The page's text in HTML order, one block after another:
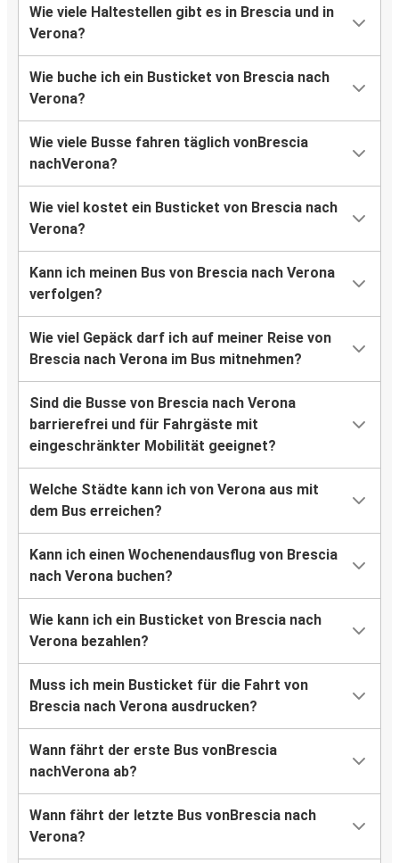
Wie viele Haltestellen gibt es in Brescia und in
Verona?
Wie buche ich ein Busticket von Brescia nach
Verona?
Wie viele Busse fahren täglich vonBrescia
nachVerona?
Wie viel kostet ein Busticket von Brescia nach
Verona?
Kann ich meinen Bus von Brescia nach Verona
verfolgen?
Wie viel Gepäck darf ich auf meiner Reise von
Brescia nach Verona im Bus mitnehmen?
Sind die Busse von Brescia nach Verona
barrierefrei und für Fahrgäste mit
eingeschränkter Mobilität geeignet?
Welche Städte kann ich von Verona aus mit
dem Bus erreichen?
Kann ich einen Wochenendausflug von Brescia
nach Verona buchen?
Wie kann ich ein Busticket von Brescia nach
Verona bezahlen?
Muss ich mein Busticket für die Fahrt von
Brescia nach Verona ausdrucken?
Wann fährt der erste Bus vonBrescia
nachVerona ab?
Wann fährt der letzte Bus vonBrescia nach
Verona?